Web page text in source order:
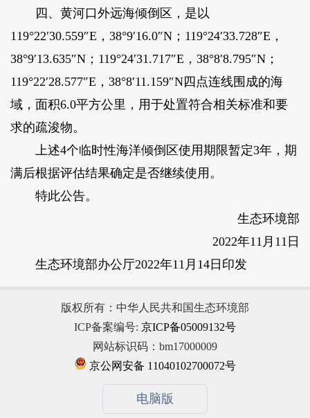
四、黄河口外远海倾倒区，是以
119°22′30.559″E，38°9′16.0″N；119°24′33.728″E，
38°9′13.635″N；119°24′31.717″E，38°8′8.795″N；
119°22′28.577″E，38°8′11.159″N四点连线围成的海
域，面积6.0平方公里，用于处置符合相关标准和要
求的疏浚物。
上述4个临时性海洋倾倒区使用期限暂定3年，期
满后根据评估结果确定是否继续使用。
特此公告。
生态环境部
2022年11月11日
生态环境部办公厅2022年11月14日印发
版权所有：中华人民共和国生态环境部
ICP备案编号: 京ICP备05009132号
网站标识码：bm17000009
京公网安备 11040102700072号
电脑版